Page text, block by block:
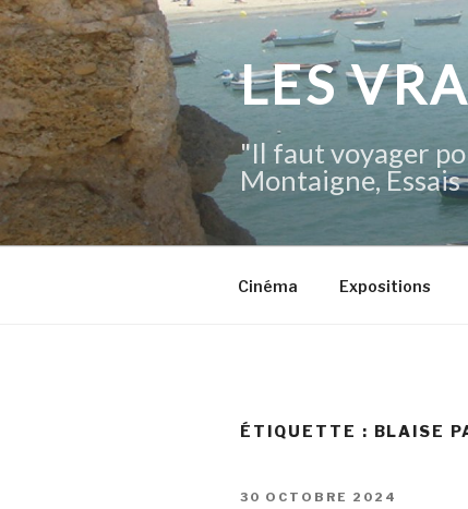
Aller
au
contenu
principal
LES
"Il faut voyager
Montaigne,
Cinéma Expositions
ÉTIQUETTE : BLAISE
PUBLIÉ
30 OCTOBRE 2024